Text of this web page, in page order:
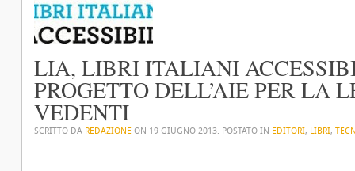
LIA, LIBRI ITALIANI
PROGETTO DELL’AIE PER LA
VEDENTI
SCRITTO DA REDAZIONE ON 19 GIUGNO 2013. POSTATO IN EDITORI, LIBRI,